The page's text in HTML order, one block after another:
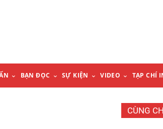
BẠN ĐỌC SỰ KIỆN VIDEO TẠP CHÍ
CÙNG